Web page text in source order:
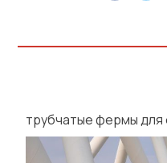
трубчатые фермы для